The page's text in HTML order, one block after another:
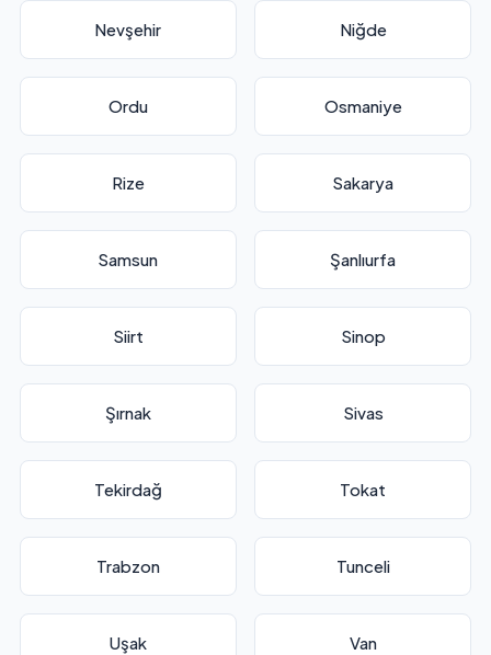
Nevşehir Niğde
Ordu Osmaniye
Rize Sakarya
Samsun Şanlıurfa
Siirt Sinop
Şırnak Sivas
Tekirdağ Tokat
Trabzon Tunceli
Uşak Van